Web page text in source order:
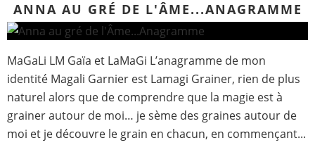
ANNA AU GRÉ DE L'ÂME...ANAGRAMME
MaGaLi LM Gaïa et LaMaGi L’anagramme de mon
identité Magali Garnier est Lamagi Grainer, rien de plus
naturel alors que de comprendre que la magie est à
grainer autour de moi… je sème des graines autour de
moi et je découvre le grain en chacun, en commençant...